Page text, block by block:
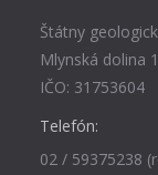
Štátny
Mlynská dolina
IČO: 31753604
Telefón:
02 / 59375238